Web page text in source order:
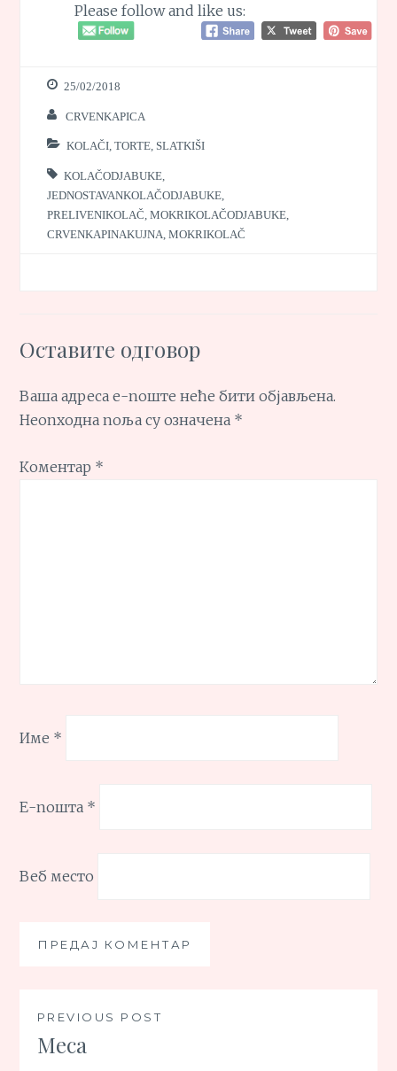
Please follow and like us:
25/02/2018
CRVENKAPICA
KOLAČI, TORTE, SLATKIŠI
KOLAČODJABUKE
JEDNOSTAVANKOLAČODJABUKE
PRELIVENIKOLAČ ,MOKRIKOLAČODJABUKE
CRVENKAPINAKUJNA ,MOKRIKOLAČ
Оставите одговор
Ваша адреса е-поште неће бити објављена.
Неопходна поља су означена *
Коментар *
Име *
Е-пошта *
Веб место
Кретање
чланка
PREVIOUS POST
Meca